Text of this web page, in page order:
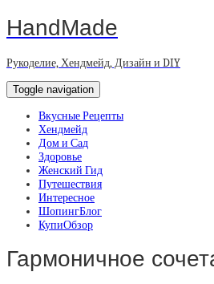
HandMade
Рукоделие, Хендмейд, Дизайн и DIY
Toggle navigation
Вкусные Рецепты
Хендмейд
Дом и Сад
Здоровье
Женский Гид
Путешествия
Интересное
ШопингБлог
КупиОбзор
Гармоничное